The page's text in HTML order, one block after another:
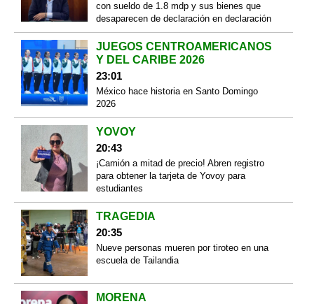
con sueldo de 1.8 mdp y sus bienes que
desaparecen de declaración en declaración
JUEGOS CENTROAMERICANOS
Y DEL CARIBE 2026
23:01
México hace historia en Santo Domingo
2026
YOVOY
20:43
¡Camión a mitad de precio! Abren registro
para obtener la tarjeta de Yovoy para
estudiantes
TRAGEDIA
20:35
Nueve personas mueren por tiroteo en una
escuela de Tailandia
MORENA